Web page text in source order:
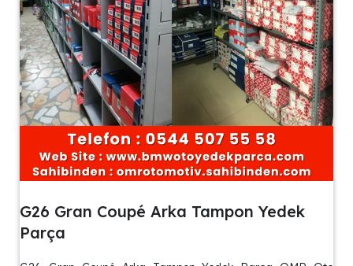
G26 Gran Coupé Arka Tampon Yedek
Parça